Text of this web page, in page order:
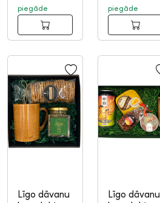
piegāde
piegāde
Līgo dāvanu
Līgo dāvanu